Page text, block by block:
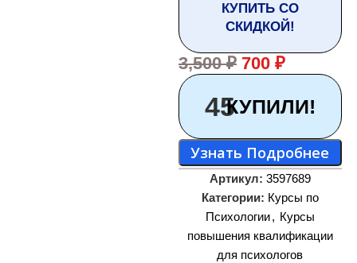
КУПИТЬ СО
СКИДКОЙ!
3,500₽ 700 ₽
45КУПИЛИ!
Узнать Подробнее
Артикул: 3597689
Категории: Курсы по
Психологии, Курсы
повышения квалификации
для психологов